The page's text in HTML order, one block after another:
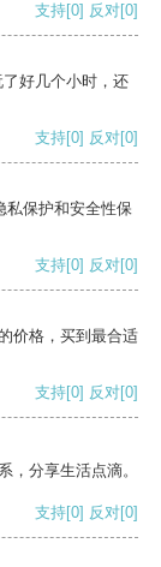
支持[0] 反对[0]
好几个小时，还
支持[0] 反对[0]
私保护和安全性保
支持[0] 反对[0]
价格，买到最合适
支持[0] 反对[0]
，分享生活点滴。
支持[0] 反对[0]